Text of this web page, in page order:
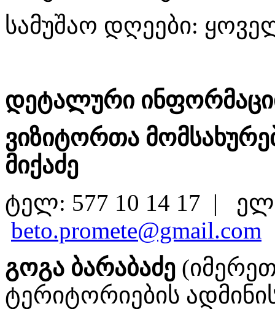
სამუშაო დღეები:
დეტალური
ვიზიტორთა
მიქაძე
ტელ: 577 10 14 17 |
beto.promete@gmail.com
გოგა ბარაბაძე
ტერიტორიების